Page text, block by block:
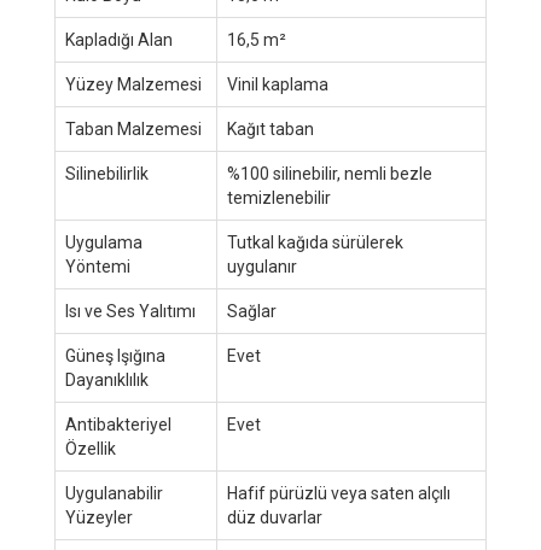
Kapladığı Alan 16,5 m²
Yüzey Malzemesi Vinil kaplama
Taban Malzemesi Kağıt taban
Silinebilirlik
%100 silinebilir, nemli bezle
temizlenebilir
Uygulama
Yöntemi
Tutkal kağıda sürülerek
uygulanır
Isı ve Ses Yalıtımı Sağlar
Güneş Işığına
Dayanıklılık
Evet
Antibakteriyel
Özellik
Evet
Uygulanabilir
Yüzeyler
Hafif pürüzlü veya saten alçılı
düz duvarlar